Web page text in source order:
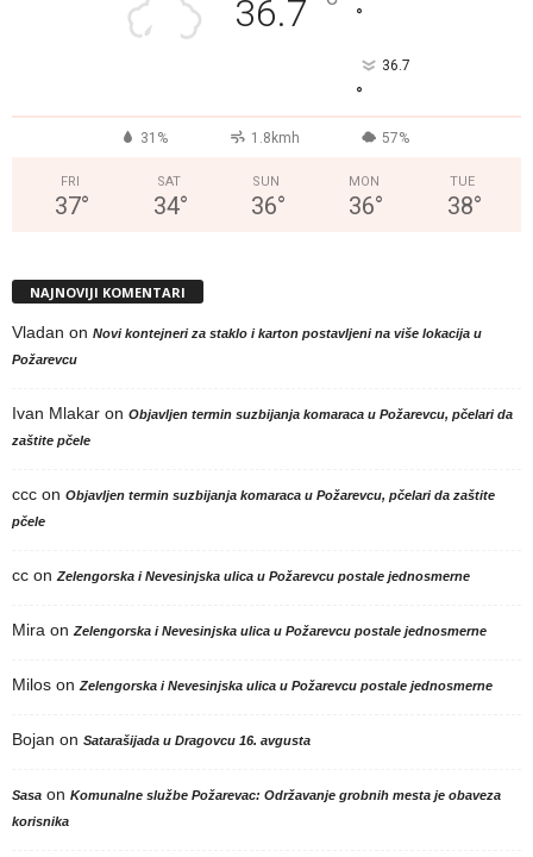
36.7 °
36.7
°
31% 1.8kmh 57%
FRI
37°
SAT
34°
SUN
36°
MON
36°
TUE
38°
NAJNOVIJI KOMENTARI
Vladan on Novi kontejneri za staklo i karton postavljeni na više lokacija u
Požarevcu
Ivan Mlakar on Objavljen termin suzbijanja komaraca u Požarevcu, pčelari da
zaštite pčele
ccc on Objavljen termin suzbijanja komaraca u Požarevcu, pčelari da zaštite
pčele
cc on Zelengorska i Nevesinjska ulica u Požarevcu postale jednosmerne
Mira on Zelengorska i Nevesinjska ulica u Požarevcu postale jednosmerne
Milos on Zelengorska i Nevesinjska ulica u Požarevcu postale jednosmerne
Bojan on Satarašijada u Dragovcu 16. avgusta
Sasa on Komunalne službe Požarevac: Održavanje grobnih mesta je obaveza
korisnika